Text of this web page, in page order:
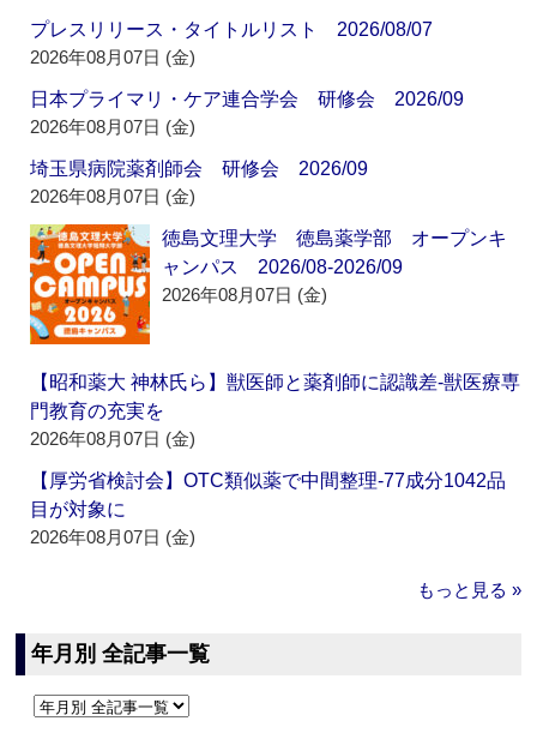
プレスリリース・タイトルリスト 2026/08/07
2026年08月07日 (金)
日本プライマリ・ケア連合学会 研修会 2026/09
2026年08月07日 (金)
埼玉県病院薬剤師会 研修会 2026/09
2026年08月07日 (金)
徳島文理大学 徳島薬学部 オープンキ
ャンパス 2026/08-2026/09
2026年08月07日 (金)
【昭和薬大 神林氏ら】獣医師と薬剤師に認識差‐獣医療専
門教育の充実を
2026年08月07日 (金)
【厚労省検討会】OTC類似薬で中間整理‐77成分1042品
目が対象に
2026年08月07日 (金)
もっと見る »
年月別 全記事一覧